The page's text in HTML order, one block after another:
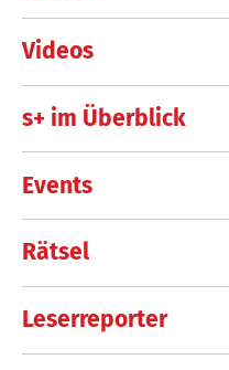
Videos
s+ im Überblick
Events
Rätsel
Leserreporter